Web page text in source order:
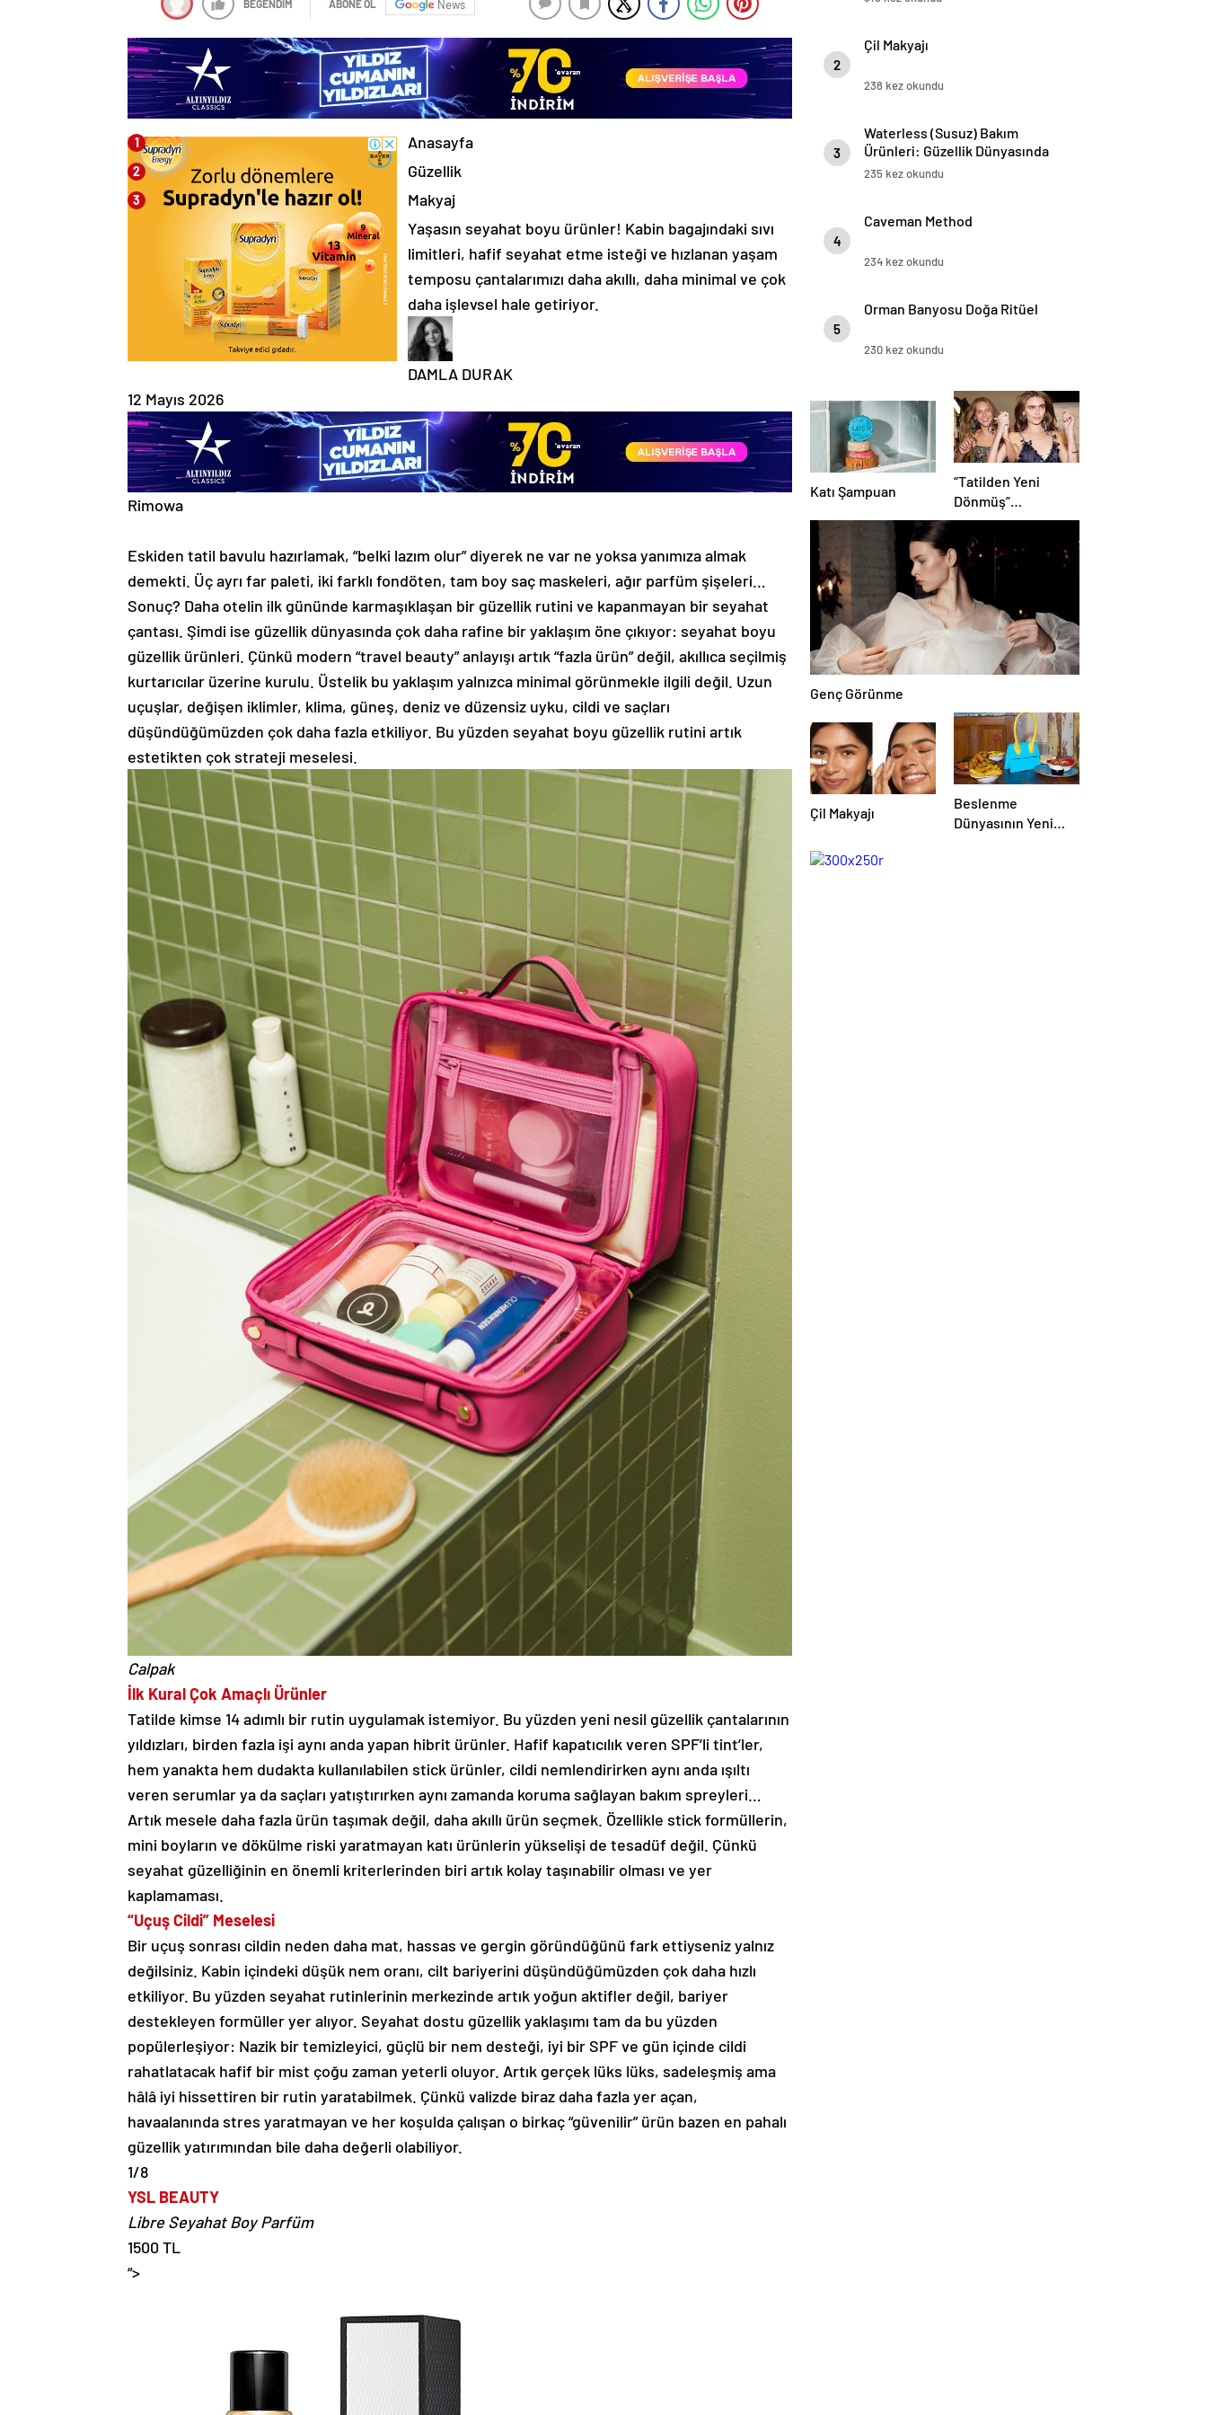
BEĞENDİM ABONE OL News
Anasayfa
Güzellik
Makyaj
Yaşasın seyahat boyu ürünler! Kabin bagajındaki sıvı
limitleri, hafif seyahat etme isteği ve hızlanan yaşam
temposu çantalarımızı daha akıllı, daha minimal ve çok
daha işlevsel hale getiriyor.
DAMLA DURAK
12 Mayıs 2026
Rimowa
Eskiden tatil bavulu hazırlamak, “belki lazım olur” diyerek ne var ne yoksa yanımıza almak
demekti. Üç ayrı far paleti, iki farklı fondöten, tam boy saç maskeleri, ağır parfüm şişeleri…
Sonuç? Daha otelin ilk gününde karmaşıklaşan bir güzellik rutini ve kapanmayan bir seyahat
çantası. Şimdi ise güzellik dünyasında çok daha rafine bir yaklaşım öne çıkıyor: seyahat boyu
güzellik ürünleri. Çünkü modern “travel beauty” anlayışı artık “fazla ürün” değil, akıllıca seçilmiş
kurtarıcılar üzerine kurulu. Üstelik bu yaklaşım yalnızca minimal görünmekle ilgili değil. Uzun
uçuşlar, değişen iklimler, klima, güneş, deniz ve düzensiz uyku, cildi ve saçları
düşündüğümüzden çok daha fazla etkiliyor. Bu yüzden seyahat boyu güzellik rutini artık
estetikten çok strateji meselesi.
Calpak
İlk Kural Çok Amaçlı Ürünler
Tatilde kimse 14 adımlı bir rutin uygulamak istemiyor. Bu yüzden yeni nesil güzellik çantalarının
yıldızları, birden fazla işi aynı anda yapan hibrit ürünler. Hafif kapatıcılık veren SPF’li tint’ler,
hem yanakta hem dudakta kullanılabilen stick ürünler, cildi nemlendirirken aynı anda ışıltı
veren serumlar ya da saçları yatıştırırken aynı zamanda koruma sağlayan bakım spreyleri…
Artık mesele daha fazla ürün taşımak değil, daha akıllı ürün seçmek. Özellikle stick formüllerin,
mini boyların ve dökülme riski yaratmayan katı ürünlerin yükselişi de tesadüf değil. Çünkü
seyahat güzelliğinin en önemli kriterlerinden biri artık kolay taşınabilir olması ve yer
kaplamaması.
“Uçuş Cildi” Meselesi
Bir uçuş sonrası cildin neden daha mat, hassas ve gergin göründüğünü fark ettiyseniz yalnız
değilsiniz. Kabin içindeki düşük nem oranı, cilt bariyerini düşündüğümüzden çok daha hızlı
etkiliyor. Bu yüzden seyahat rutinlerinin merkezinde artık yoğun aktifler değil, bariyer
destekleyen formüller yer alıyor. Seyahat dostu güzellik yaklaşımı tam da bu yüzden
popülerleşiyor: Nazik bir temizleyici, güçlü bir nem desteği, iyi bir SPF ve gün içinde cildi
rahatlatacak hafif bir mist çoğu zaman yeterli oluyor. Artık gerçek lüks lüks, sadeleşmiş ama
hâlâ iyi hissettiren bir rutin yaratabilmek. Çünkü valizde biraz daha fazla yer açan,
havaalanında stres yaratmayan ve her koşulda çalışan o birkaç “güvenilir” ürün bazen en pahalı
güzellik yatırımından bile daha değerli olabiliyor.
1/8
YSL BEAUTY
Libre Seyahat Boy Parfüm
1500 TL
“>
2
Çil Makyajı
238 kez okundu
3
Waterless (Susuz) Bakım
Ürünleri: Güzellik Dünyasında
Sürdürülebilir Devrim
235 kez okundu
4
Caveman Method
234 kez okundu
5
Orman Banyosu Doğa Ritüel
230 kez okundu
Katı Şampuan
“Tatilden Yeni
Dönmüş”
Görünümünün
Kısayolu:
Bronzlaştırıcı
Damlalar
Genç Görünme
Çil Makyajı
Beslenme
Dünyasının Yeni